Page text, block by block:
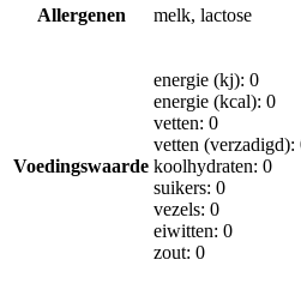
Allergenen melk, lactose
Voedingswaarde
energie (kj): 0
energie (kcal): 0
vetten: 0
vetten (verzadigd):
koolhydraten: 0
suikers: 0
vezels: 0
eiwitten: 0
zout: 0